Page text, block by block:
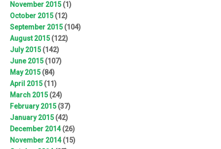
November 2015(1)
October 2015(12)
September 2015(104)
August 2015(122)
July 2015(142)
June 2015(107)
May 2015(84)
April 2015(11)
March 2015(24)
February 2015(37)
January 2015(42)
December 2014(26)
November 2014(15)